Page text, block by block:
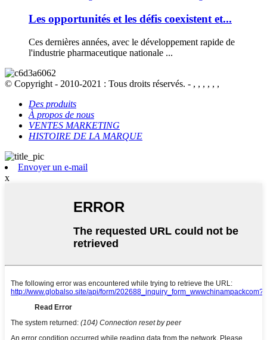
Les opportunités et les défis coexistent et...
Ces dernières années, avec le développement rapide de
l'industrie pharmaceutique nationale ...
© Copyright - 2010-2021 : Tous droits réservés. - , , , , , ,
Des produits
À propos de nous
VENTES MARKETING
HISTOIRE DE LA MARQUE
Envoyer un e-mail
x